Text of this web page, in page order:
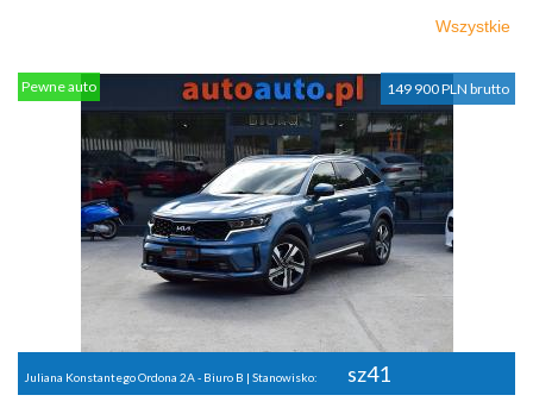
Wszystkie
149 900 PLN brutto
Pewne auto
Juliana Konstantego Ordona 2A - Biuro B | Stanowisko: sz41